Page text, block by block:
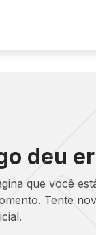
deu
que você
Tente